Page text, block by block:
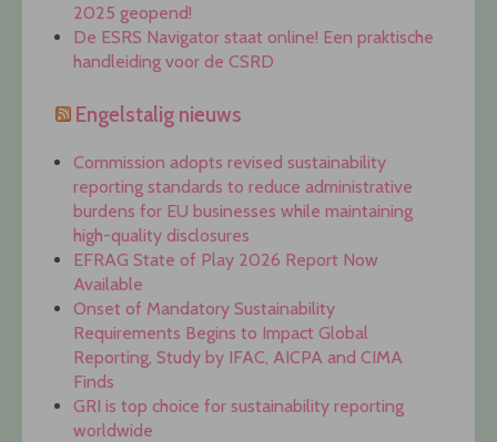
2025 geopend!
De ESRS Navigator staat online! Een praktische
handleiding voor de CSRD
Engelstalig nieuws
Commission adopts revised sustainability
reporting standards to reduce administrative
burdens for EU businesses while maintaining
high-quality disclosures
EFRAG State of Play 2026 Report Now
Available
Onset of Mandatory Sustainability
Requirements Begins to Impact Global
Reporting, Study by IFAC, AICPA and CIMA
Finds
GRI is top choice for sustainability reporting
worldwide